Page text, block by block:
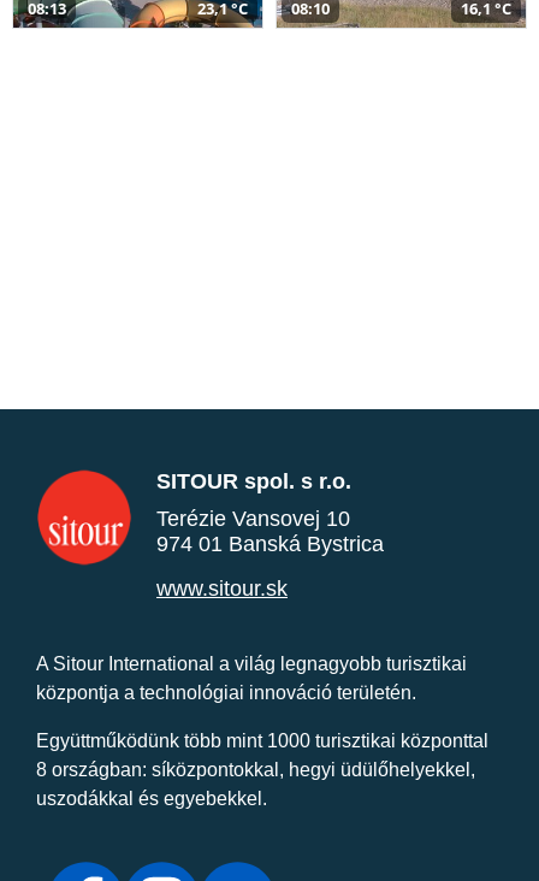
08:13 23,1 °C 08:10 16,1 °C
SITOUR spol. s r.o.
Terézie Vansovej 10
974 01 Banská Bystrica
www.sitour.sk
A Sitour International a világ legnagyobb turisztikai
központja a technológiai innováció területén.
Együttműködünk több mint 1000 turisztikai központtal
8 országban: síközpontokkal, hegyi üdülőhelyekkel,
uszodákkal és egyebekkel.